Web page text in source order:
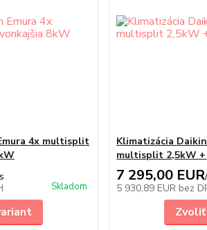
4x multisplit
Skladom
Klimatizácia
multisplit 2,5kW
7 295,00 EUR
5 930,89 EUR bez